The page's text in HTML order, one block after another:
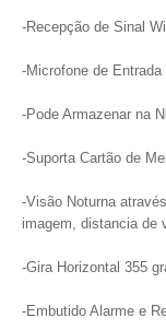
-Recepção de Sinal
-Microfone de Entrada
-Pode Armazenar na
-Suporta Cartão de
-Visão Noturna
imagem, distancia de
-Gira Horizontal 355
-Embutido Alarme e